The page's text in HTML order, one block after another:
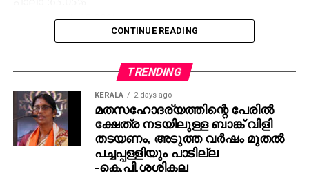
ഏറ്റുമാനൂര്‍: 65.22%
ഈരാറ്റുപേട്ട: 80.04%
ബ്ലോക്ക് പഞ്ചായത്തുകള്‍
ഏറ്റുമാനൂര്‍:66.23%
ഉഴവൂര്‍ :63.06%
ളാലം :63.26%
ഈരാറ്റുപേട്ട :66.34%
പാമ്പാടി : 66.26%
CONTINUE READING
TRENDING
KERALA 2 days ago
മതസഹോദര്യത്തിന്റെ പേരില്‍
ക്ഷേത്ര നടയിലുള്ള ബാങ്ക് വിളി
തടയണം, അടുത്ത വര്‍ഷം മുതല്‍
പച്ചപ്പള്ളിയും പാടില്ല
-കെ.പി.ശശികല